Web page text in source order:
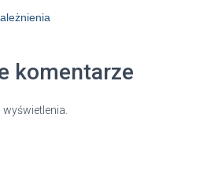
komentarze